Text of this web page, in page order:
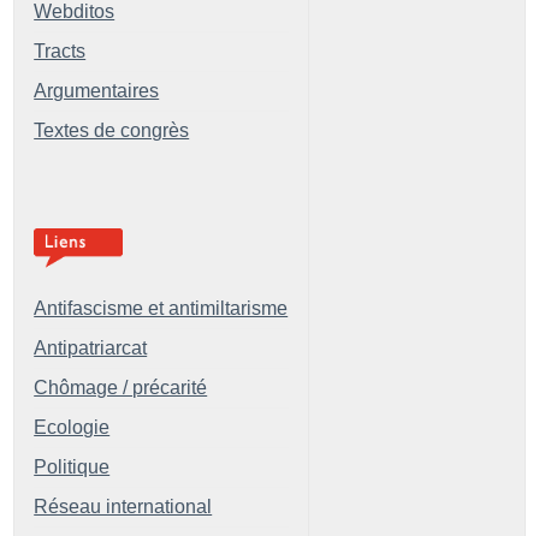
Webditos
Tracts
Argumentaires
Textes de congrès
Antifascisme et antimiltarisme
Antipatriarcat
Chômage / précarité
Ecologie
Politique
Réseau international